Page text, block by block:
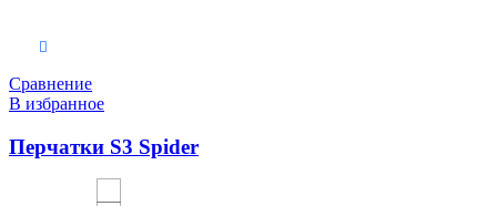
Сравнение
В избранное
Перчатки S3 Spider